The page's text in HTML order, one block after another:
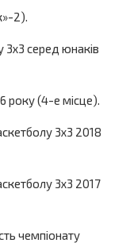
2).
3х3 серед юнаків
року (4-е місце).
3х3 2018
3х3 2017
чемпіонату